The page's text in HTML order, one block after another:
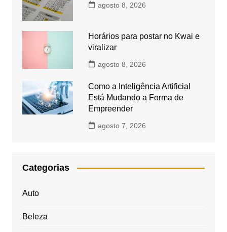
agosto 8, 2026
Horários para postar no Kwai e
viralizar
agosto 8, 2026
Como a Inteligência Artificial
Está Mudando a Forma de
Empreender
agosto 7, 2026
Categorias
Auto
Beleza